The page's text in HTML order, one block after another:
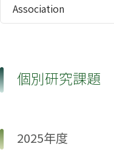
Association
個別研究課題
2025年度